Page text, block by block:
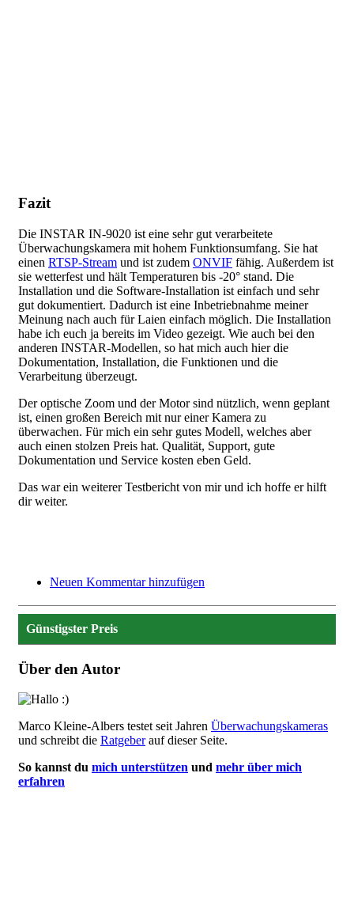
Fazit
Die INSTAR IN-9020 ist eine sehr gut verarbeitete
Überwachungskamera mit hohem Funktionsumfang. Sie hat
einen RTSP-Stream und ist zudem ONVIF fähig. Außerdem ist
sie wetterfest und hält Temperaturen bis -20° stand. Die
Installation und die Software-Installation ist einfach und sehr
gut dokumentiert. Dadurch ist eine Inbetriebnahme meiner
Meinung nach auch für Laien einfach möglich. Die Installation
habe ich euch ja bereits im Video gezeigt. Wie auch bei den
anderen INSTAR-Modellen, so hat mich auch hier die
Dokumentation, Installation, die Funktionen und die
Verarbeitung überzeugt.
Der optische Zoom und der Motor sind nützlich, wenn geplant
ist, einen großen Bereich mit nur einer Kamera zu
überwachen. Für mich ein sehr gutes Modell, welches aber
auch einen stolzen Preis hat. Qualität, Support, gute
Dokumentation und Service kosten eben Geld.
Das war ein weiterer Testbericht von mir und ich hoffe er hilft
dir weiter.
Neuen Kommentar hinzufügen
Günstigster Preis
Über den Autor
Bild
Marco Kleine-Albers testet seit Jahren Überwachungskameras
und schreibt die Ratgeberauf dieser Seite.
So kannst du mich unterstützen und mehr über mich
erfahren